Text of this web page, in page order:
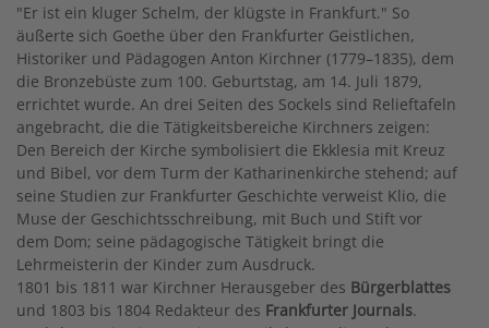
"Er ist ein kluger Schelm, der klügste in Frankfurt." So
äußerte sich Goethe über den Frankfurter Geistlichen,
Historiker und Pädagogen Anton Kirchner (1779–1835), dem
die Bronzebüste zum 100. Geburtstag, am 14. Juli 1879,
errichtet wurde. An drei Seiten des Sockels sind Relieftafeln
angebracht, die die Tätigkeitsbereiche Kirchners zeigen:
Den Bereich der Kirche symbolisiert die Ekklesia mit Kreuz
und Bibel, vor dem Turm der Katharinenkirche stehend; auf
seine Studien zur Frankfurter Geschichte verweist Klio, die
Muse der Geschichtsschreibung, mit Buch und Stift vor
dem Dom; seine pädagogische Tätigkeit bringt die
Lehrmeisterin der Kinder zum Ausdruck.
1801 bis 1811 war Kirchner Herausgeber des Bürgerblattes
und 1803 bis 1804 Redakteur des Frankfurter Journals.